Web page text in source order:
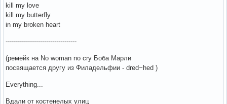
kill my love
kill my butterfly
in my broken heart
-----------------------------------
(ремейк на No woman no cry Боба Марли
посвящается другу из Филадельфии - dred~hed )
Everything...
Вдали от костенелых улиц